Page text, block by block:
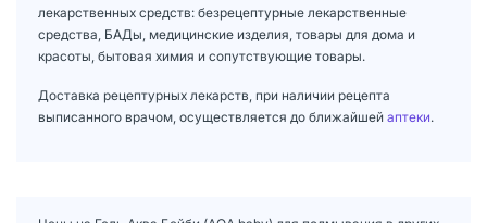
лекарственных средств: безрецептурные лекарственные
средства, БАДы, медицинские изделия, товары для дома и
красоты, бытовая химия и сопутствующие товары.
Доставка рецептурных лекарств, при наличии рецепта
выписанного врачом, осуществляется до ближайшей аптеки.